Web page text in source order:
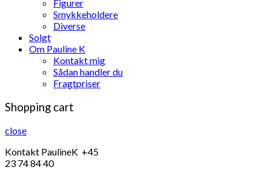
Figurer
Smykkeholdere
Diverse
Solgt
Om Pauline K
Kontakt mig
Sådan handler du
Fragtpriser
Shopping cart
close
Kontakt PaulineK +45
23 74 84 40